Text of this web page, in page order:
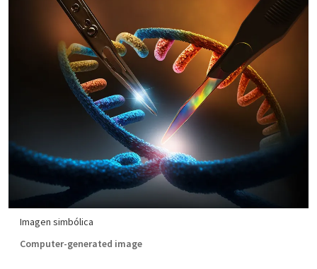
Imagen simbólica
Computer-generated image